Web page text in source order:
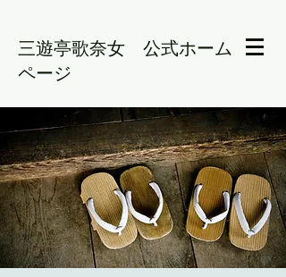
三遊亭歌奈女 公式ホーム
ページ